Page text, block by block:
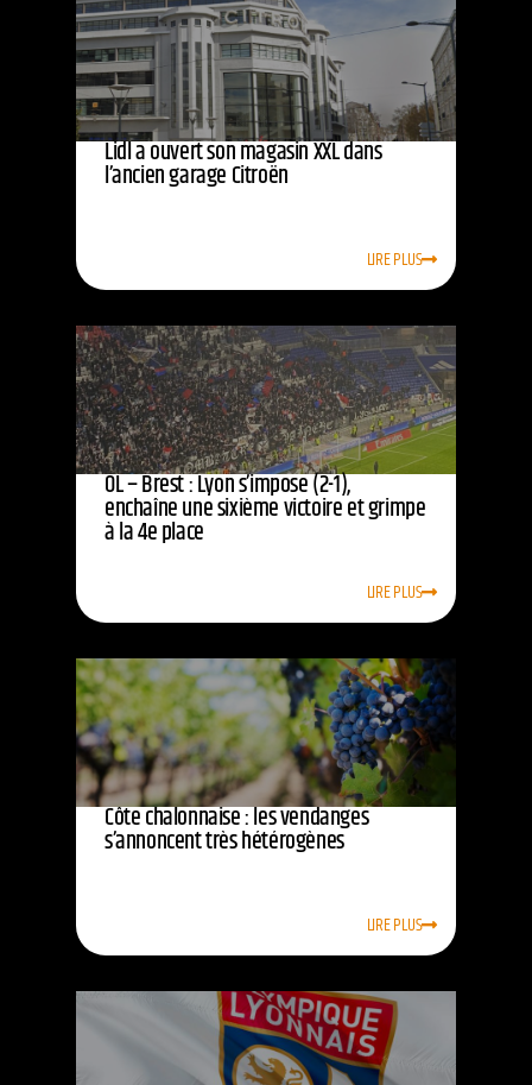
Lidl a ouvert son magasin XXL dans
l’ancien garage Citroën
LIRE PLUS
OL – Brest : Lyon s’impose (2-1),
enchaîne une sixième victoire et grimpe
à la 4e place
LIRE PLUS
Côte chalonnaise : les vendanges
s’annoncent très hétérogènes
LIRE PLUS